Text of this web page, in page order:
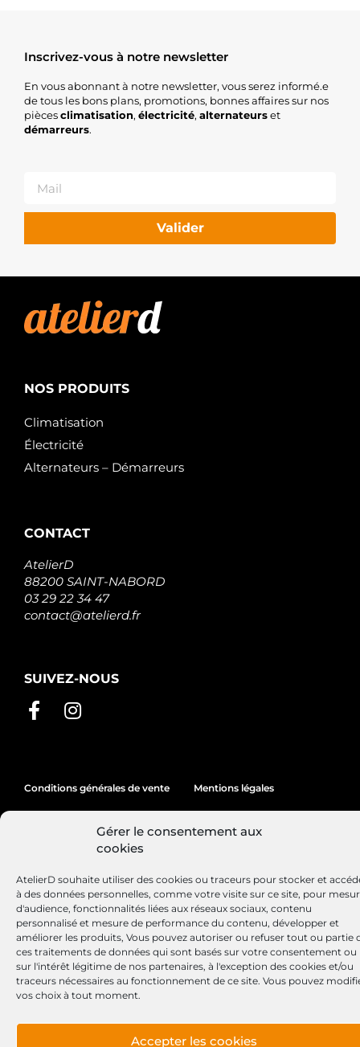
Gérer le consentement aux
cookies
AtelierD souhaite utiliser des cookies ou traceurs pour stocker et
à des données personnelles, comme votre visite sur ce site, pour
d'audience, fonctionnalités liées aux réseaux sociaux, contenu
personnalisé et mesure de performance du contenu, développer et
améliorer les produits, Vous pouvez autoriser ou refuser tout ou partie
ces traitements de données qui sont basés sur votre consentement ou
sur l'intérêt légitime de nos partenaires, à l'exception des cookies et/ou
traceurs nécessaires au fonctionnement de ce site. Vous pouvez
vos choix à tout moment.
Accepter les cookies
Inscrivez-vous à notre newsletter
En vous abonnant à notre newsletter, vous serez informé.e
de tous les bons plans, promotions, bonnes affaires sur nos
piècesclimatisation, électricité, alternateurset
démarreurs.
Valider
NOS PRODUITS
Climatisation
Électricité
Alternateurs – Démarreurs
CONTACT
AtelierD
88200 SAINT-NABORD
03 29 22 34 47
contact@atelierd.fr
SUIVEZ-NOUS
Conditions générales de vente Mentions légales
Site réalisé par LézardsCréation